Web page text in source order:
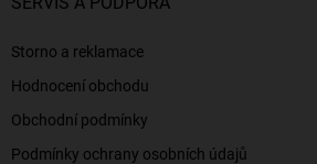
Storno a reklamace
Hodnocení obchodu
Obchodní podmínky
Podmínky ochrany osobních údajů